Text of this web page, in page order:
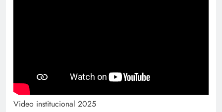
Video institucional 2025